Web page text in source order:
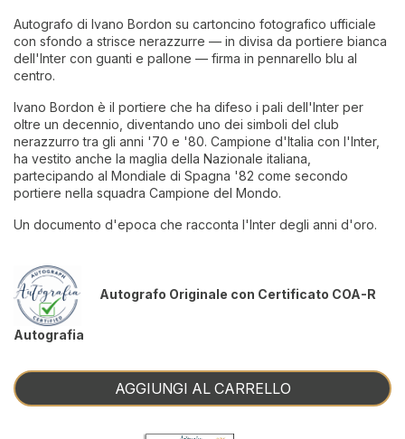
Autografo di Ivano Bordon su cartoncino fotografico ufficiale
con sfondo a strisce nerazzurre — in divisa da portiere bianca
dell'Inter con guanti e pallone — firma in pennarello blu al
centro.
Ivano Bordon è il portiere che ha difeso i pali dell'Inter per
oltre un decennio, diventando uno dei simboli del club
nerazzurro tra gli anni '70 e '80. Campione d'Italia con l'Inter,
ha vestito anche la maglia della Nazionale italiana,
partecipando al Mondiale di Spagna '82 come secondo
portiere nella squadra Campione del Mondo.
Un documento d'epoca che racconta l'Inter degli anni d'oro.
Autografo Originale con Certificato COA-R
Autografia
AGGIUNGI AL CARRELLO